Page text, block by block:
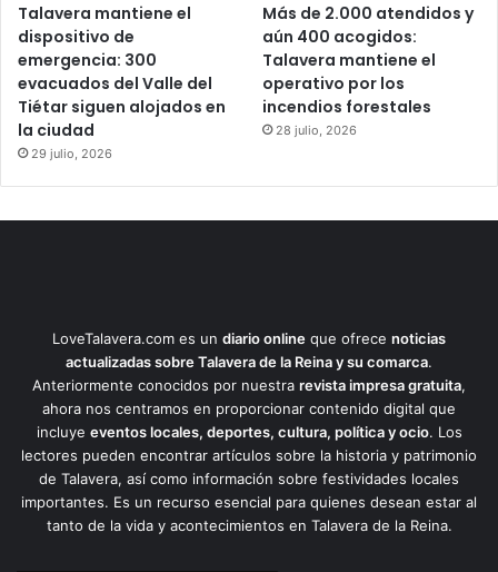
Talavera mantiene el
dispositivo de
emergencia: 300
evacuados del Valle del
Tiétar siguen alojados en
la ciudad
29 julio, 2026
Más de 2.000 atendidos y
aún 400 acogidos:
Talavera mantiene el
operativo por los
incendios forestales
28 julio, 2026
LoveTalavera.com es un diario online que ofrece noticias
actualizadas sobre Talavera de la Reina y su comarca.
Anteriormente conocidos por nuestra revista impresa gratuita,
ahora nos centramos en proporcionar contenido digital que
incluye eventos locales, deportes, cultura, política y ocio. Los
lectores pueden encontrar artículos sobre la historia y patrimonio
de Talavera, así como información sobre festividades locales
importantes. Es un recurso esencial para quienes desean estar al
tanto de la vida y acontecimientos en Talavera de la Reina.